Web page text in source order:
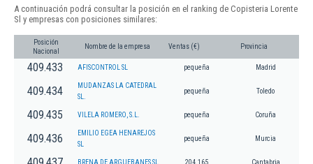
A continuación podrá consultar la posición en el ranking de Copisteria Lorente
Sl y empresas con posiciones similares:
Posición
Nacional
Nombre de la empresa Ventas (€) Provincia
409.433 AFISCONTROL SL pequeña Madrid
409.434
MUDANZAS LA CATEDRAL
SL.
pequeña Toledo
409.435 VILELA ROMERO, S.L. pequeña Coruña
409.436
EMILIO EGEA HENAREJOS
SL
pequeña Murcia
BRENA DE ARGUEBANES SL 204.165 Cantabria